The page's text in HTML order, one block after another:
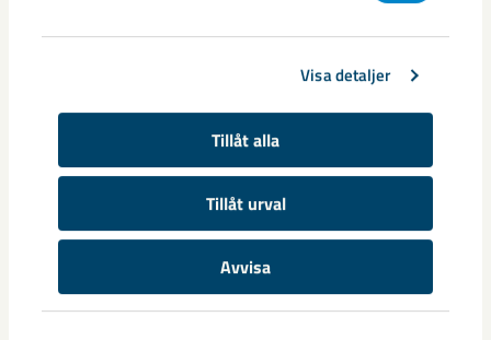
Visa detaljer
Tillåt alla
Tillåt urval
Avvisa
till världens första fossilfria
välfärdsland
Stefan Löfven, statsminister
Media